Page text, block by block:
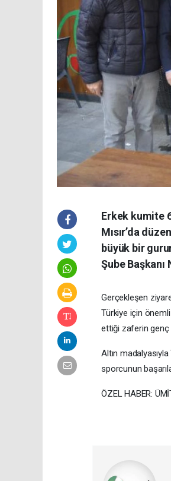
Erkek kumite
Mısır’da
büyük bir
Şube
Gerçekleşen
Türkiye için
ettiği zaferin genç
Altın
sporcunun
ÖZEL HABER: